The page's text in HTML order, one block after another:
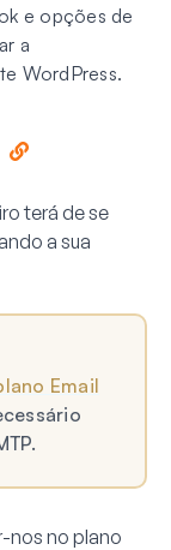
e opções de
a
WordPress.
terá de se
a sua
Email
nos no plano